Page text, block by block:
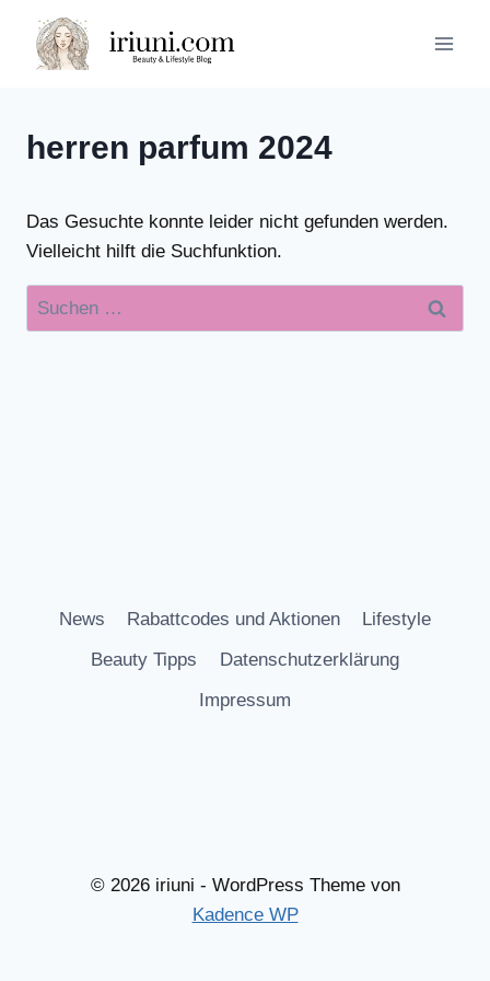
Inhalt
springen
herren parfum 2024
Das Gesuchte konnte leider nicht gefunden werden.
Vielleicht hilft die Suchfunktion.
Suchen
nach:
News Rabattcodes und Aktionen
Lifestyle
Beauty Tipps
Datenschutzerklärung
Impressum
© 2026 iriuni - WordPress Theme von
Kadence WP